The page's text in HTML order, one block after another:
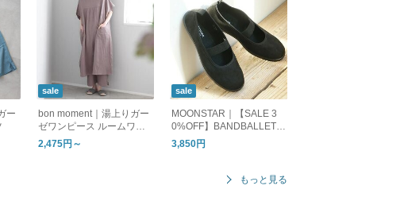
ー
sale
bon moment｜湯上りガー
ゼワンピース ルームワン
ピース
2,475円～
sale
MOONSTAR｜【SALE 3
0%OFF】BANDBALLET
バンドバレー バレーシュ
ーズ フラットシューズ ba
3,850円
もっと見る